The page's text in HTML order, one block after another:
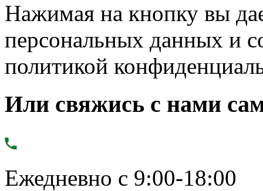
Нажимая на кнопку вы
персональных данных и
политикой
Или свяжись с нами
Ежедневно с 9:00-18:00